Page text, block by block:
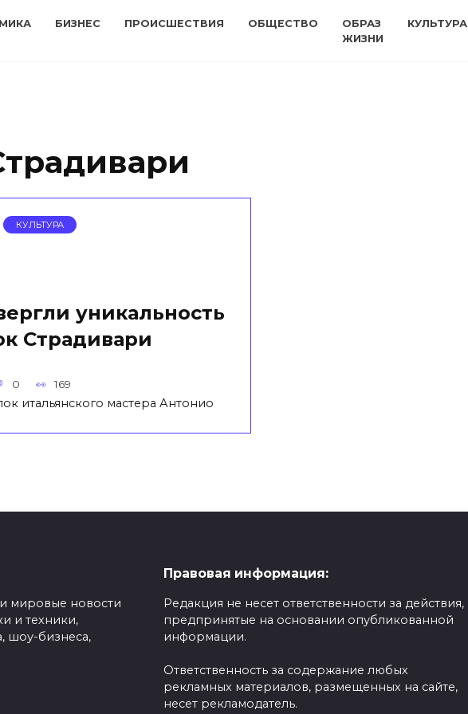
БИЗНЕС ПРОИСШЕСТВИЯ ОБЩЕСТВО
ОБРАЗ
ЖИЗНИ
КУЛЬТУРА
КУЛЬТУРА
уникальность
Страдивари
0 169
итальянского мастера Антонио
мировые новости
и техники,
шоу-бизнеса,
Правовая информация:
Редакция не несет ответственности за действия,
предпринятые на основании опубликованной
информации.
Ответственность за содержание любых
рекламных материалов, размещенных на сайте,
несет рекламодатель.